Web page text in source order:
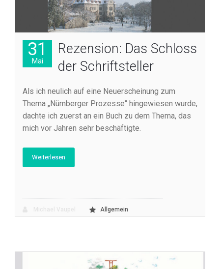
31
Mai
Rezension: Das Schloss
der Schriftsteller
Als ich neulich auf eine Neuerscheinung zum
Thema „Nürnberger Prozesse“ hingewiesen wurde,
dachte ich zuerst an ein Buch zu dem Thema, das
mich vor Jahren sehr beschäftigte.
Weiterlesen
Allgemein